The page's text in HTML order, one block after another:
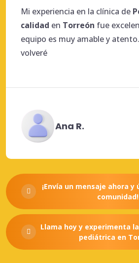
Mi experiencia en la clínica de
calidad en Torreón fue
equipo es muy amable y
volveré
Ana R.
¡Envía un mensaje ahora
comunidad!
Llama hoy y experimenta
pediátrica en